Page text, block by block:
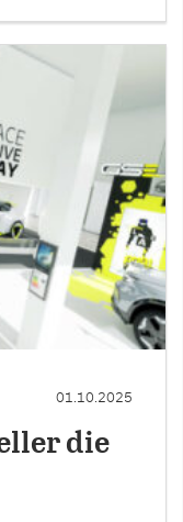
01.10.2025
die